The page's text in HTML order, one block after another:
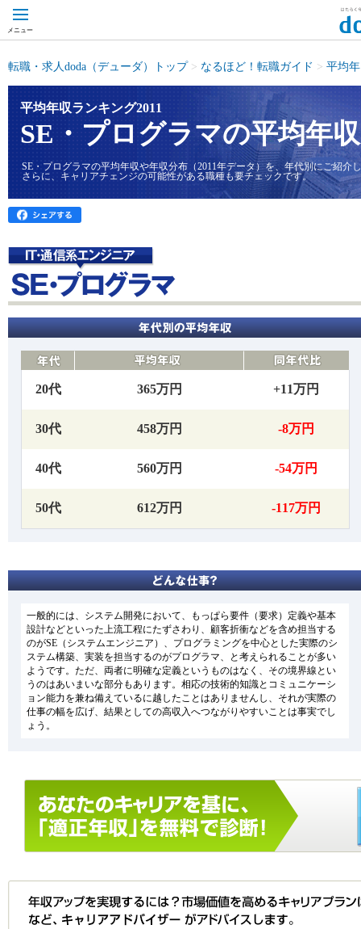
転職・求人doda（デューダ）トップ > なるほど！転職ガイド > 平均
平均年収ランキング2011
SE・プログラマの平均年収
SE・プログラマの平均年収や年収分布（2011年データ）を、年代別にご紹介
さらに、キャリアチェンジの可能性がある職種も要チェックです。
20代 365万円 +11万円
30代 458万円 -8万円
40代 560万円 -54万円
50代 612万円 -117万円
一般的には、システム開発において、もっぱら要件（要求）定義や基本
設計などといった上流工程にたずさわり、顧客折衝などを含め担当する
のがSE（システムエンジニア）、プログラミングを中心とした実際のシ
ステム構築、実装を担当するのがプログラマ、と考えられることが多い
ようです。ただ、両者に明確な定義というものはなく、その境界線とい
うのはあいまいな部分もあります。相応の技術的知識とコミュニケーシ
ョン能力を兼ね備えているに越したことはありませんし、それが実際の
仕事の幅を広げ、結果としての高収入へつながりやすいことは事実でし
ょう。